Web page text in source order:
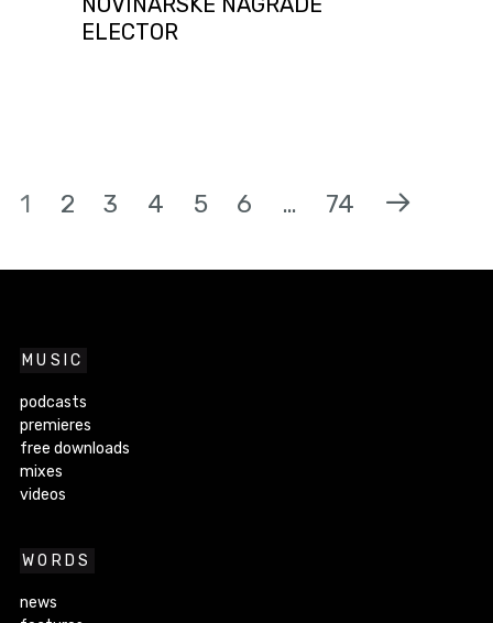
ELECTOR
1 2 3 4 5 6 … 74
MUSIC
podcasts
premieres
free downloads
mixes
videos
WORDS
news